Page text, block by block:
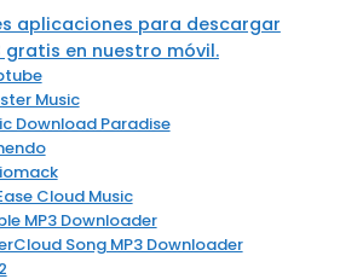
aplicaciones para descargar
gratis en nuestro móvil.
Music
Download Paradise
Cloud Music
MP3 Downloader
Song MP3 Downloader